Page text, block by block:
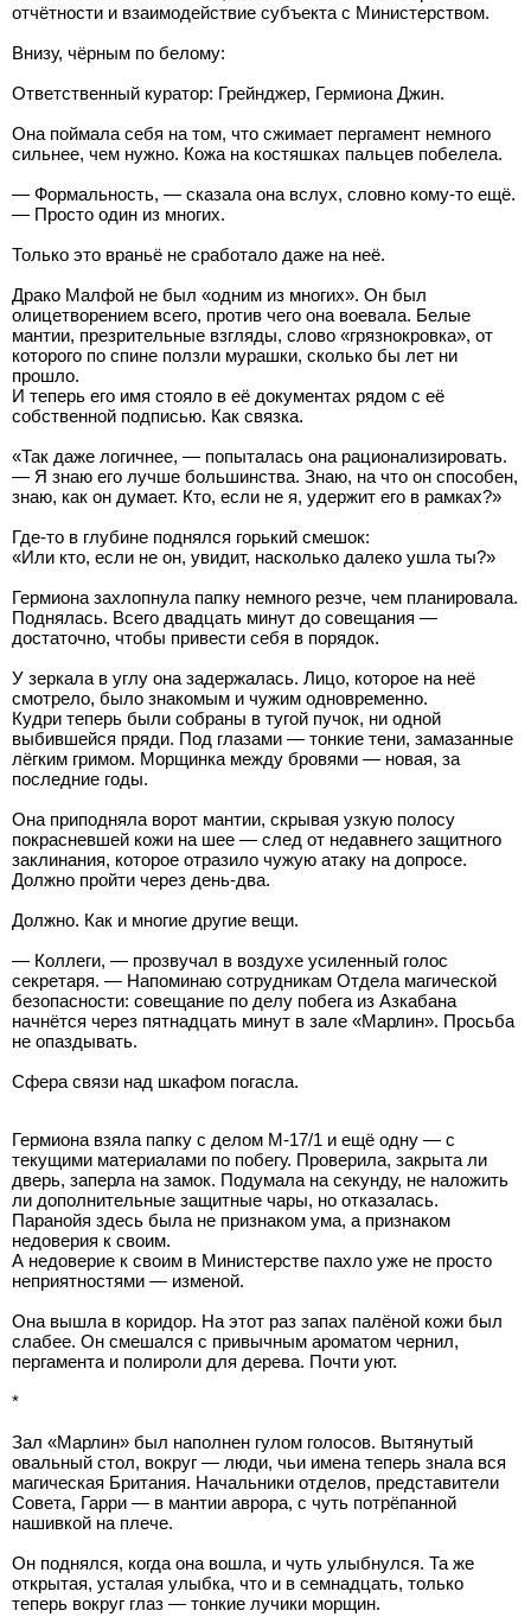
отчётности и взаимодействие субъекта с Министерством.
Внизу, чёрным по белому:
Ответственный куратор: Грейнджер, Гермиона Джин.
Она поймала себя на том, что сжимает пергамент немного
сильнее, чем нужно. Кожа на костяшках пальцев побелела.
— Формальность, — сказала она вслух, словно кому-то ещё.
— Просто один из многих.
Только это враньё не сработало даже на неё.
Драко Малфой не был «одним из многих». Он был
олицетворением всего, против чего она воевала. Белые
мантии, презрительные взгляды, слово «грязнокровка», от
которого по спине ползли мурашки, сколько бы лет ни
прошло.
И теперь его имя стояло в её документах рядом с её
собственной подписью. Как связка.
«Так даже логичнее, — попыталась она рационализировать.
— Я знаю его лучше большинства. Знаю, на что он способен,
знаю, как он думает. Кто, если не я, удержит его в рамках?»
Где-то в глубине поднялся горький смешок:
«Или кто, если не он, увидит, насколько далеко ушла ты?»
Гермиона захлопнула папку немного резче, чем планировала.
Поднялась. Всего двадцать минут до совещания —
достаточно, чтобы привести себя в порядок.
У зеркала в углу она задержалась. Лицо, которое на неё
смотрело, было знакомым и чужим одновременно.
Кудри теперь были собраны в тугой пучок, ни одной
выбившейся пряди. Под глазами — тонкие тени, замазанные
лёгким гримом. Морщинка между бровями — новая, за
последние годы.
Она приподняла ворот мантии, скрывая узкую полосу
покрасневшей кожи на шее — след от недавнего защитного
заклинания, которое отразило чужую атаку на допросе.
Должно пройти через день-два.
Должно. Как и многие другие вещи.
— Коллеги, — прозвучал в воздухе усиленный голос
секретаря. — Напоминаю сотрудникам Отдела магической
безопасности: совещание по делу побега из Азкабана
начнётся через пятнадцать минут в зале «Марлин». Просьба
не опаздывать.
Сфера связи над шкафом погасла.
Гермиона взяла папку с делом M-17/1 и ещё одну — с
текущими материалами по побегу. Проверила, закрыта ли
дверь, заперла на замок. Подумала на секунду, не наложить
ли дополнительные защитные чары, но отказалась.
Паранойя здесь была не признаком ума, а признаком
недоверия к своим.
А недоверие к своим в Министерстве пахло уже не просто
неприятностями — изменой.
Она вышла в коридор. На этот раз запах палёной кожи был
слабее. Он смешался с привычным ароматом чернил,
пергамента и полироли для дерева. Почти уют.
*
Зал «Марлин» был наполнен гулом голосов. Вытянутый
овальный стол, вокруг — люди, чьи имена теперь знала вся
магическая Британия. Начальники отделов, представители
Совета, Гарри — в мантии аврора, с чуть потрёпанной
нашивкой на плече.
Он поднялся, когда она вошла, и чуть улыбнулся. Та же
открытая, усталая улыбка, что и в семнадцать, только
теперь вокруг глаз — тонкие лучики морщин.